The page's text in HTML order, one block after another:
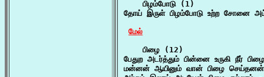
    பிழம்போடு (1)
தோய் இருள் பிழம்போடு உற்ற சோனை
மேல்
    பிழை (12)
பேதுற அடர்த்தும் பின்னை உருகி நீர்
மன்னன் ஆயினும் வான் பிழை